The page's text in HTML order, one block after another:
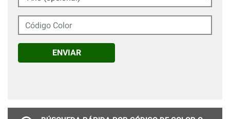
Código Color
ENVIAR